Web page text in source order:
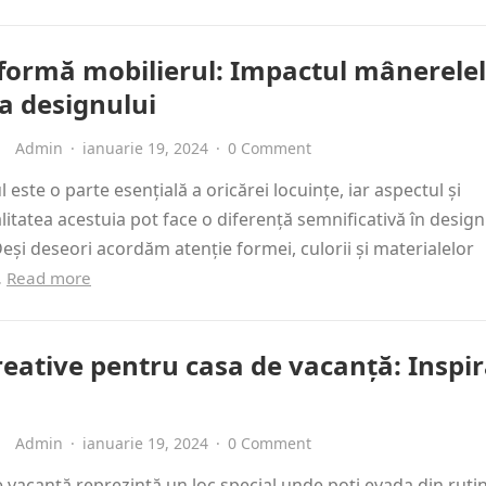
mobilierul: Impactul
designului
Admin · ianuarie 19, 2024 · 0 Comment
este o parte esențială a oricărei locuințe, iar aspectul și
acestuia pot face o diferență semnificativă în
deseori acordăm atenție formei, culorii și materialelor
Read more
pentru casa de vacanță:
Admin · ianuarie 19, 2024 · 0 Comment